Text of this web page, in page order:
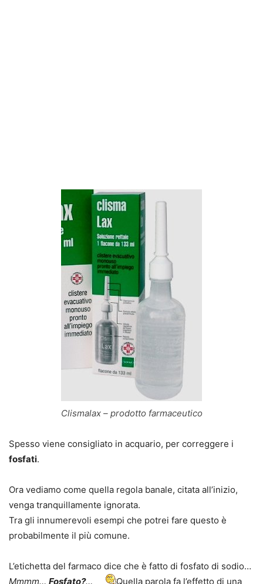
Clismalax – prodotto farmaceutico
Spesso viene consigliato in acquario, per correggere i
fosfati.
Ora vediamo come quella regola banale, citata all’inizio,
venga tranquillamente ignorata.
Tra gli innumerevoli esempi che potrei fare questo è
probabilmente il più comune.
L’etichetta del farmaco dice che è fatto di fosfato di sodio…
Mmmm… Fosfato?…
Quella parola fa l’effetto di una